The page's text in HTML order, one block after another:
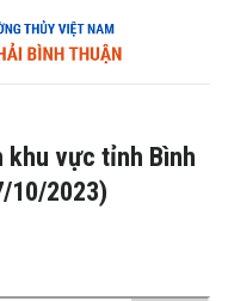
khu vực tỉnh Bình
10/2023)